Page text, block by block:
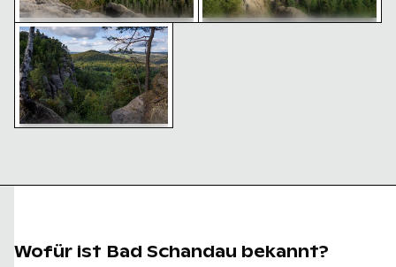
Majestätische Felsformationen
des Elbsandsteingebirges in der
Sächsischen Schweiz
Atemberaubende Aussicht im Nationalpark
Wofür ist Bad Schandau bekannt?